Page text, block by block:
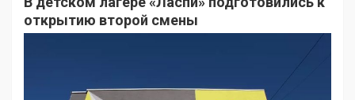
открытию второй смены